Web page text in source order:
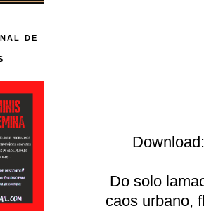
Do solo
caos urbano,
DE